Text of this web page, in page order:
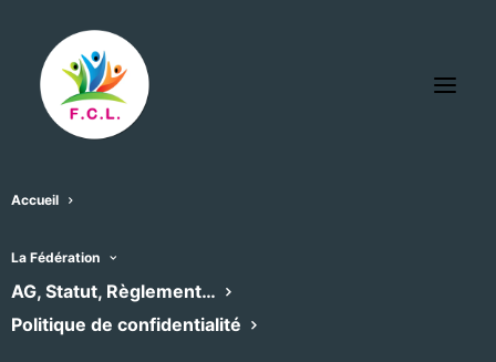
Accueil
La Fédération
AG, Statut, Règlement…
Politique de confidentialité
Eglise Saint Sever Agde
Adresse